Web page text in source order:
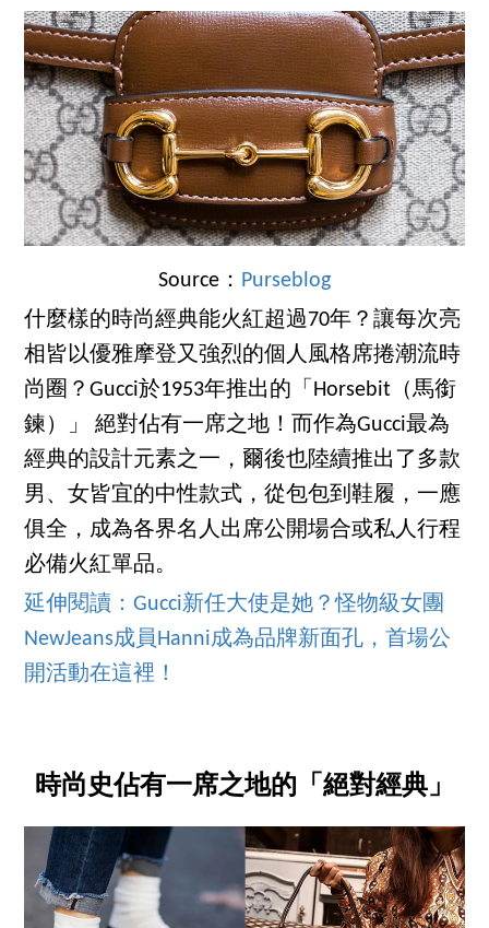
Source： Purseblog
什麼樣的時尚經典能火紅超過70年？讓每次亮
相皆以優雅摩登又強烈的個人風格席捲潮流時
尚圈？Gucci於1953年推出的「Horsebit（馬銜
鍊）」 絕對佔有一席之地！而作為Gucci最為
經典的設計元素之一，爾後也陸續推出了多款
男、女皆宜的中性款式，從包包到鞋履，一應
俱全，成為各界名人出席公開場合或私人行程
必備火紅單品。
延伸閱讀：Gucci新任大使是她？怪物級女團
NewJeans成員Hanni成為品牌新面孔，首場公
開活動在這裡！
時尚史佔有一席之地的「絕對經典」